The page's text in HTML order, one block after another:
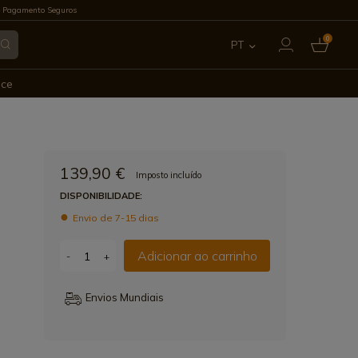
Pagamento Seguros
PT 0
139,90 €
Imposto incluído
DISPONIBILIDADE:
Envio de 7-15 dias
- + Adicionar ao carrinho
Envios Mundiais